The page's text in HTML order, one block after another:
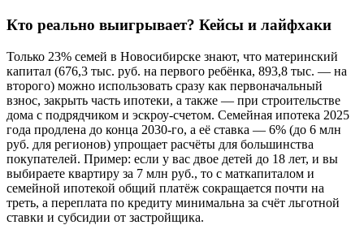
Кто реально выигрывает? Кейсы и лайфхаки
Только 23% семей в Новосибирске знают, что материнский
капитал (676,3 тыс. руб. на первого ребёнка, 893,8 тыс. — на
второго) можно использовать сразу как первоначальный
взнос, закрыть часть ипотеки, а также — при строительстве
дома с подрядчиком и эскроу-счетом. Семейная ипотека 2025
года продлена до конца 2030-го, а её ставка — 6% (до 6 млн
руб. для регионов) упрощает расчёты для большинства
покупателей. Пример: если у вас двое детей до 18 лет, и вы
выбираете квартиру за 7 млн руб., то с маткапиталом и
семейной ипотекой общий платёж сокращается почти на
треть, а переплата по кредиту минимальна за счёт льготной
ставки и субсидии от застройщика.